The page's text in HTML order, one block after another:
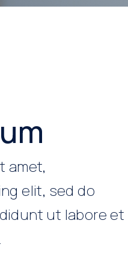
amet,
elit, sed do
ut labore et